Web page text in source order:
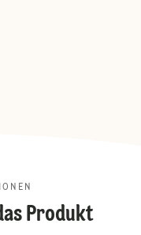
Produkt